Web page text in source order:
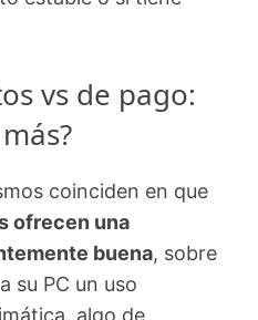
vs de pago:
coinciden en que
ofrecen una
buena, sobre
su PC un uso
algo de